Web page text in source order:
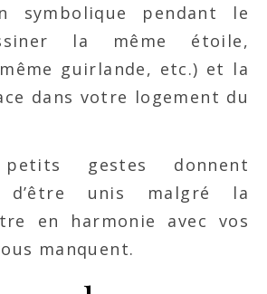
symbolique pendant le
la même étoile,
guirlande, etc.) et la
dans votre logement du
gestes donnent
d’être unis malgré la
en harmonie avec vos
manquent.